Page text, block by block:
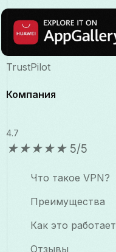
TrustPilot
Компания
4.7
★★★★★ 5/5
Что такое VPN?
Преимущества
Как это работает
Отзывы